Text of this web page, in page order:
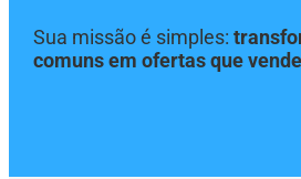
Sua missão é simples:
comuns em ofertas que